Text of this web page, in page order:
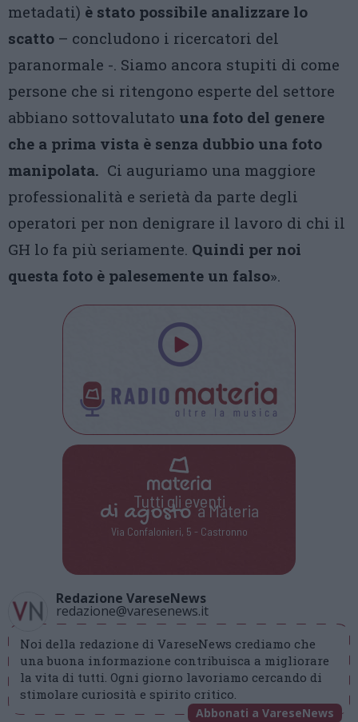
metadati) è stato possibile analizzare lo
scatto – concludono i ricercatori del
paranormale -. Siamo ancora stupiti di come
persone che si ritengono esperte del settore
abbiano sottovalutato una foto del genere
che a prima vista è senza dubbio una foto
manipolata. Ci auguriamo una maggiore
professionalità e serietà da parte degli
operatori per non denigrare il lavoro di chi il
GH lo fa più seriamente. Quindi per noi
questa foto è palesemente un falso».
Tutti gli eventi
di agostoa Materia
Via Confalonieri, 5 - Castronno
Redazione VareseNews
redazione@varesenews.it
Noi della redazione di VareseNews crediamo che
una buona informazione contribuisca a migliorare
la vita di tutti. Ogni giorno lavoriamo cercando di
stimolare curiosità e spirito critico.
Abbonati a VareseNews